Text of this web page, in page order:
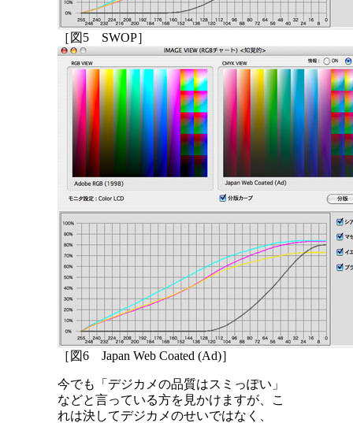
［図5 SWOP］
［図6 Japan Web Coated (Ad)］
今でも「デジカメの品質はスミっぽい」
などと言っている方を見かけますが、こ
れは決してデジカメのせいではなく、